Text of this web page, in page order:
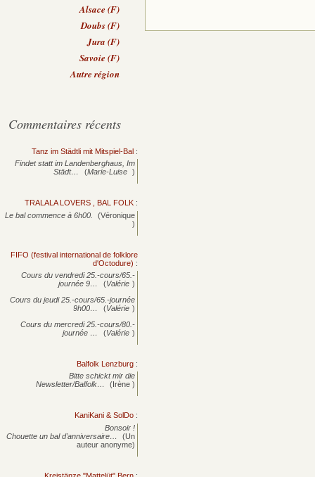
Alsace (F)
Doubs (F)
Jura (F)
Savoie (F)
Autre région
Commentaires récents
Tanz im Städtli mit Mitspiel-Bal :
Findet statt im Landenberghaus, Im
Städt…
(Marie-Luise )
TRALALA LOVERS , BAL FOLK :
Le bal commence à 6h00.
(Véronique
)
FIFO (festival international de folklore
d'Octodure) :
Cours du vendredi 25.-cours/65.-
journée 9… (Valérie )
Cours du jeudi 25.-cours/65.-journée
9h00…
(Valérie )
Cours du mercredi 25.-cours/80.-
journée … (Valérie )
Balfolk Lenzburg :
Bitte schickt mir die
Newsletter/Balfolk…
(Irène )
KaniKani & SolDo :
Bonsoir !
Chouette un bal d’anniversaire…
(Un
auteur anonyme)